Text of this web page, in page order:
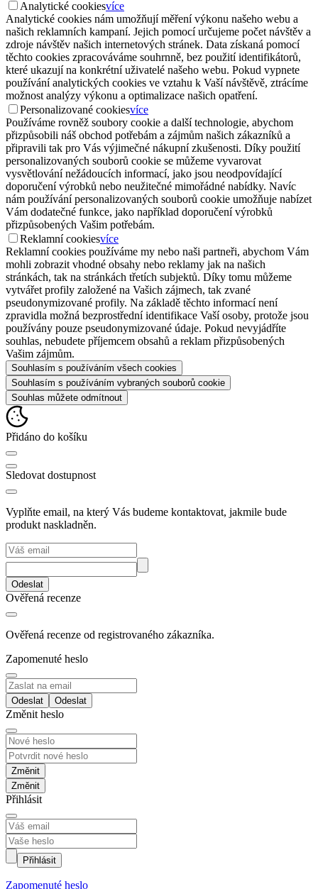
Analytické cookiesvíce
Analytické cookies nám umožňují měření výkonu našeho webu a
našich reklamních kampaní. Jejich pomocí určujeme počet návštěv a
zdroje návštěv našich internetových stránek. Data získaná pomocí
těchto cookies zpracováváme souhrnně, bez použití identifikátorů,
které ukazují na konkrétní uživatelé našeho webu. Pokud vypnete
používání analytických cookies ve vztahu k Vaší návštěvě, ztrácíme
možnost analýzy výkonu a optimalizace našich opatření.
Personalizované cookiesvíce
Používáme rovněž soubory cookie a další technologie, abychom
přizpůsobili náš obchod potřebám a zájmům našich zákazníků a
připravili tak pro Vás výjimečné nákupní zkušenosti. Díky použití
personalizovaných souborů cookie se můžeme vyvarovat
vysvětlování nežádoucích informací, jako jsou neodpovídající
doporučení výrobků nebo neužitečné mimořádné nabídky. Navíc
nám používání personalizovaných souborů cookie umožňuje nabízet
Vám dodatečné funkce, jako například doporučení výrobků
přizpůsobených Vašim potřebám.
Reklamní cookiesvíce
Reklamní cookies používáme my nebo naši partneři, abychom Vám
mohli zobrazit vhodné obsahy nebo reklamy jak na našich
stránkách, tak na stránkách třetích subjektů. Díky tomu můžeme
vytvářet profily založené na Vašich zájmech, tak zvané
pseudonymizované profily. Na základě těchto informací není
zpravidla možná bezprostřední identifikace Vaší osoby, protože jsou
používány pouze pseudonymizované údaje. Pokud nevyjádříte
souhlas, nebudete příjemcem obsahů a reklam přizpůsobených
Vašim zájmům.
Souhlasím s používáním všech cookies
Souhlasím s používáním vybraných souborů cookie
Souhlas můžete odmítnout
Přidáno do košíku
Sledovat dostupnost
Vyplňte email, na který Vás budeme kontaktovat, jakmile bude
produkt naskladněn.
Odeslat
Ověřená recenze
Ověřená recenze od registrovaného zákazníka.
Zapomenuté heslo
Odeslat
Změnit heslo
Změnit
Přihlásit
Přihlásit
Zapomenuté heslo